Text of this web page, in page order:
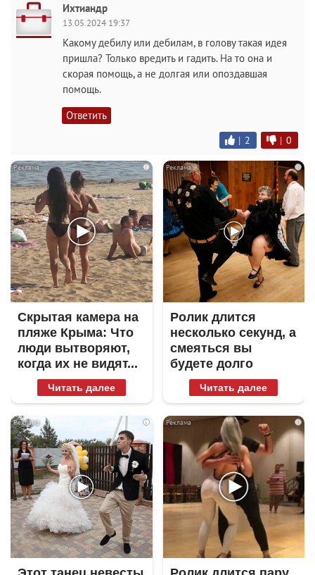
Ихтиандр
13.05.2024 19:37
Какому дебилу или дебилам, в голову такая идея
пришла? Только вредить и гадить. На то она и
скорая помощь, а не долгая или опоздавшая
помощь.
Ответить
| 2 | 0
i
Скрытая камера на
пляже Крыма: Что
люди вытворяют,
когда их не видят...
Читать далее
i
Ролик длится
несколько секунд, а
смеяться вы
будете долго
Читать далее
i i